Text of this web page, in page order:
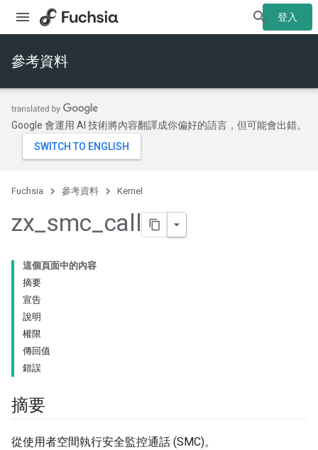
登入
參考資料
Google 會運用 AI 技術將內容翻譯成你偏好的語言，但可能會出錯。
Fuchsia 參考資料 Kernel
zx_smc_call
這個頁面中的內容
摘要
宣告
說明
權限
傳回值
錯誤
摘要
從使用者空間執行安全監控通話 (SMC)。